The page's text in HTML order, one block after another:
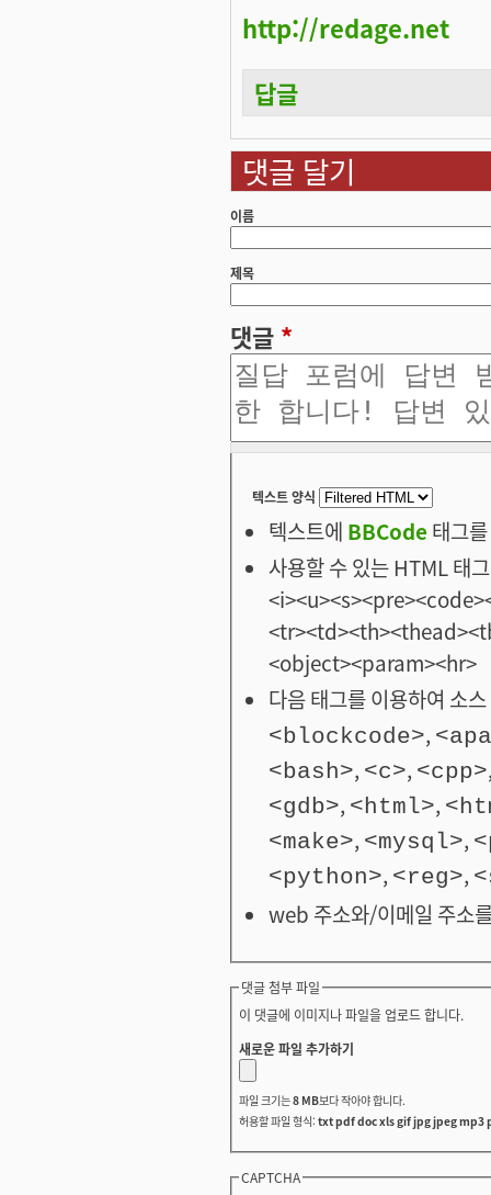
http://redage.net
답글
댓글 달기
이름
제목
댓글 *
텍스트 양식
텍스트에 BBCode태그
사용할 수 있는 HTML
<object><param><hr>
다음 태그를 이용하여 소
<blockcode>,
<bash>, <c>, <cpp>
<gdb>, <html>,
<make>, <mysql>,
<python>, <reg>,
web 주소와/이메일 주소
댓글 첨부 파일
이 댓글에 이미지나 파일을 업로드 합니다.
새로운 파일 추가하기
파일 크기는8 MB보다 작아야 합니다.
허용할 파일 형식: txt pdf doc xls gif jpg jpeg mp3
CAPTCHA